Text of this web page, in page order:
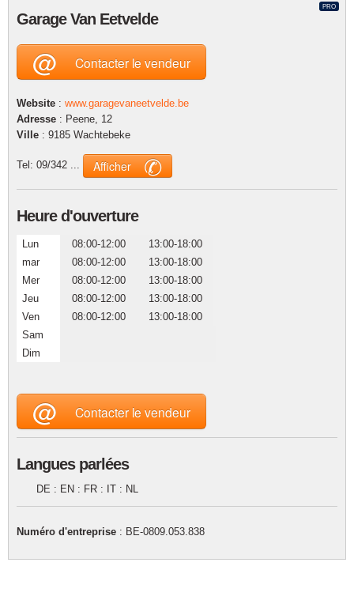
Garage Van Eetvelde
PRO
@Contacter le vendeur
Website : www.garagevaneetvelde.be
Adresse : Peene, 12
Ville : 9185 Wachtebeke
Tel: 09/342 ... Afficher✆
Heure d'ouverture
Lun 08:00-12:00
13:00-18:00
mar
08:00-12:00
13:00-18:00
Mer
08:00-12:00
13:00-18:00
Jeu
08:00-12:00
13:00-18:00
Ven
08:00-12:00
13:00-18:00
Sam
Dim
@Contacter le vendeur
Langues parlées
DE : EN : FR : IT : NL
Numéro d'entreprise : BE-0809.053.838